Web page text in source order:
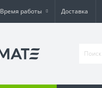
Время работы Доставка